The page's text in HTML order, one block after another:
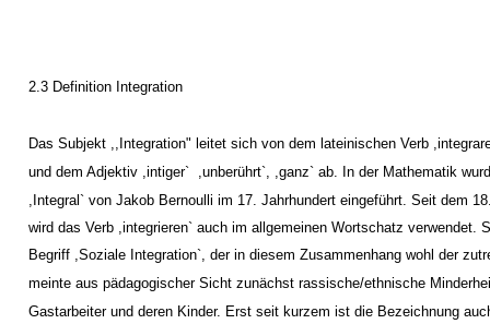
2.3 Definition Integration
Das Subjekt ,,Integration" leitet sich von dem lateinischen Verb
und dem Adjektiv ,intiger` ­ ,unberührt`, ,ganz` ab. In der Mathematik
,Integral` von Jakob Bernoulli im 17. Jahrhundert eingeführt. Seit dem
wird das Verb ,integrieren` auch im allgemeinen Wortschatz verwendet.
Begriff ,Soziale Integration`, der in diesem Zusammenhang wohl der
meinte aus pädagogischer Sicht zunächst rassische/ethnische
Gastarbeiter und deren Kinder. Erst seit kurzem ist die Bezeichnung